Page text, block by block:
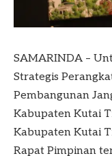
SAMARINDA –
Strategis
Pembangunan
Kabupaten Kutai
Kabupaten Kutai
Rapat Pimpinan